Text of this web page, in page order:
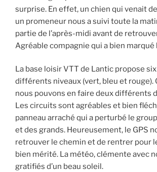
surprise. En effet, un chien qui venait
un promeneur nous a suivi toute la
partie de l’après-midi avant de
Agréable compagnie qui a bien
La base loisir VTT de Lantic propose
différents niveaux (vert, bleu et rouge).
nous pouvons en faire deux différents
Les circuits sont agréables et bien
panneau arraché qui a perturbé le
et des grands. Heureusement, le GPS
retrouver le chemin et de rentrer pour
bien mérité. La météo, clémente avec
gratifiés d’un beau soleil.